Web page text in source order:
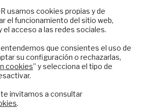
Publicidad
Contacto
Exterior
de Política Exterior
Afkar/Ideas
Análisis de Política
derechos reservados
usamos cookies propias y de
el funcionamiento del sitio web,
el acceso a las redes sociales.
entendemos que consientes el uso de
su configuración o rechazarlas,
cookies” y selecciona el tipo de
invitamos a consultar
.
boletín electrónico y
el mejor análisis
español.